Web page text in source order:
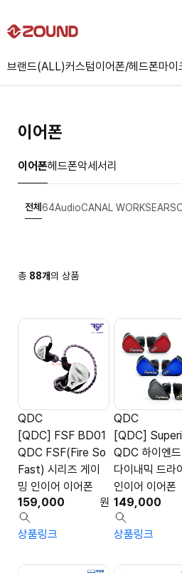
브랜드(ALL)커스텀이어폰/헤드폰마이
이어폰
이어폰헤드폰악세서리
전체 64AudioCANAL WORKS
총 88개의 상품
QDC
[QDC] FSF BD01
QDC FSF(Fire So
Fast) 시리즈 게이
밍 인이어 이어폰
159,000
원
상품링크
QDC
[QDC]
QDC 하이엔
다이내믹 드라
인이어 이어폰
149,000
상품링크